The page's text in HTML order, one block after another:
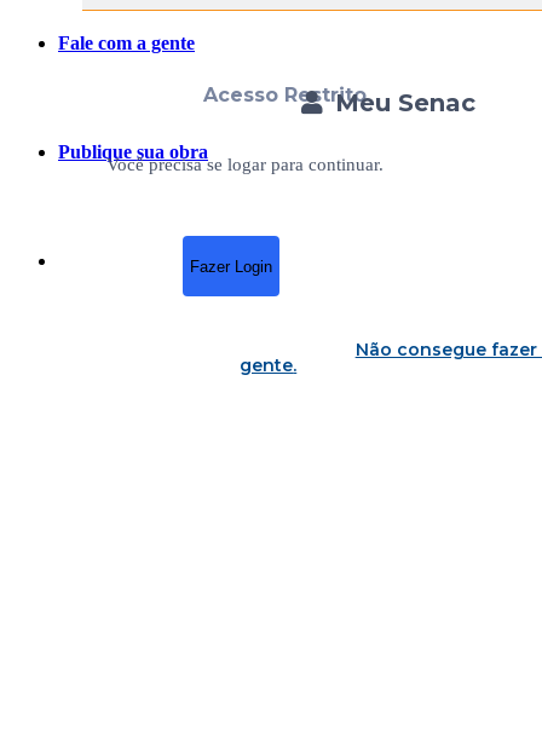
Fale com a gente
Publique sua obra
Meu Senac
Acesso Restrito
Você precisa se logar para continuar.
Fazer Login
Não consegue
gente.